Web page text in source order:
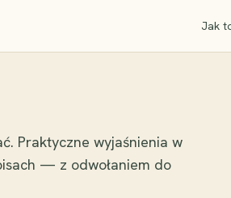
Jak
Praktyczne wyjaśnienia w
— z odwołaniem do